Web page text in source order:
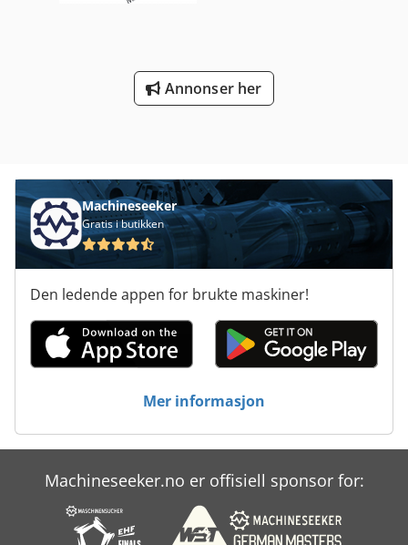
Annonser her
Machineseeker
Gratis i butikken
Den ledende appen for brukte maskiner!
Mer informasjon
Machineseeker.no er offisiell sponsor for: